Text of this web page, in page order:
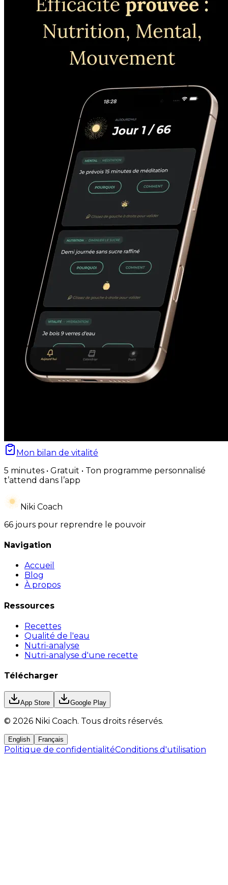
Mon bilan de vitalité
5 minutes • Gratuit • Ton programme personnalisé
t’attend dans l’app
Niki Coach
66 jours pour reprendre le pouvoir
Navigation
Accueil
Blog
À propos
Ressources
Recettes
Qualité de l'eau
Nutri-analyse
Nutri-analyse d'une recette
Télécharger
App Store Google Play
© 2026 Niki Coach. Tous droits réservés.
English Français
Politique de confidentialitéConditions d'utilisation